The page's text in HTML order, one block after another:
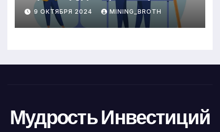
онлайн
9 ОКТЯБРЯ 2024 MINING_BROTH
Мудрость Инвестиций